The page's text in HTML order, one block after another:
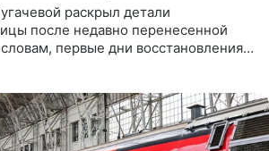
раскрыл детали
после недавно перенесенной
первые дни восстановления